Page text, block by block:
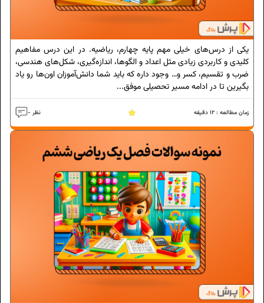
یکی از درس‌های خیلی مهم پایه چهارم، ریاضیه. در این درس مفاهیم
کلیدی و کاربردی زیادی مثل اعداد و الگوها، اندازه‌گیری، شکل‌های هندسی،
ضرب و تقسیم، کسر و… وجود داره که باید شما دانش‌آموزان اون‌ها رو یاد
بگیرین تا در ادامه مسیر تحصیلی موفق...
- نظر زمان مطالعه : 12 دقیقه